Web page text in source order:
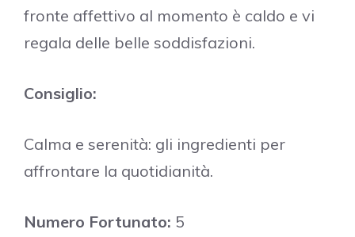
fronte affettivo al momento è caldo e vi
regala delle belle soddisfazioni.
Consiglio:
Calma e serenità: gli ingredienti per
affrontare la quotidianità.
Numero Fortunato: 5